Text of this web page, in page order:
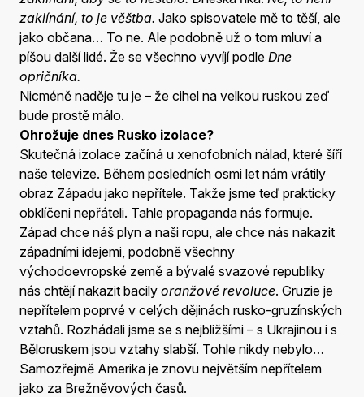
zaklínání, to je věštba. Jako spisovatele mě to těší, ale
jako občana… To ne. Ale podobně už o tom mluví a
píšou další lidé. Že se všechno vyvíjí podle Dne
opričníka.
Nicméně naděje tu je – že cihel na velkou ruskou zeď
bude prostě málo.
Ohrožuje dnes Rusko izolace?
Skutečná izolace začíná u xenofobních nálad, které šíří
naše televize. Během posledních osmi let nám vrátily
obraz Západu jako nepřítele. Takže jsme teď prakticky
obklíčeni nepřáteli. Tahle propaganda nás formuje.
Západ chce náš plyn a naši ropu, ale chce nás nakazit
západními idejemi, podobně všechny
východoevropské země a bývalé svazové republiky
nás chtějí nakazit bacily oranžové revoluce. Gruzie je
nepřítelem poprvé v celých dějinách rusko-gruzínských
vztahů. Rozhádali jsme se s nejbližšími – s Ukrajinou i s
Běloruskem jsou vztahy slabší. Tohle nikdy nebylo…
Samozřejmě Amerika je znovu největším nepřítelem
jako za Brežněvových časů.